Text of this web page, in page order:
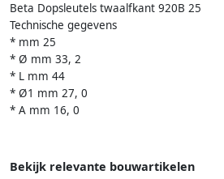
Beta Dopsleutels twaalfkant 920B 25
Technische gegevens
* mm 25
* Ø mm 33, 2
* L mm 44
* Ø1 mm 27, 0
* A mm 16, 0
Bekijk relevante bouwartikelen